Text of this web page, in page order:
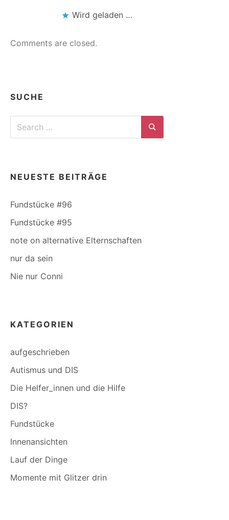
Wird geladen …
Comments are closed.
SUCHE
Search
Search
NEUESTE BEITRÄGE
Fundstücke #96
Fundstücke #95
note on alternative Elternschaften
nur da sein
Nie nur Conni
KATEGORIEN
aufgeschrieben
Autismus und DIS
Die Helfer_innen und die Hilfe
DIS?
Fundstücke
Innenansichten
Lauf der Dinge
Momente mit Glitzer drin